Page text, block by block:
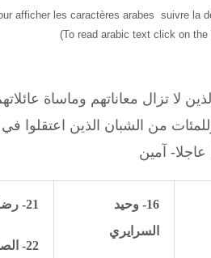
afficher les caractères arabes suivre la
(To read arabic text click on the
لا تزال معاناتهم وماساة
من الشبان الذين اعتقلوا في
آمين
21- رضا عيسى
22-
16- وحيد
السرايري